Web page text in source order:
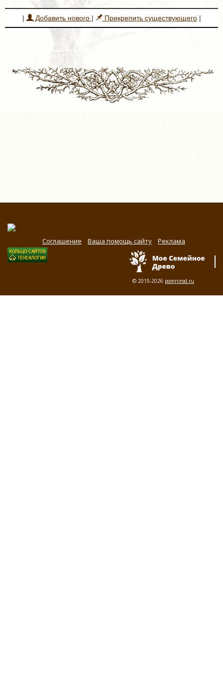
| Добавить нового | Прикрепить существующего|
Соглашение Ваша помощь сайту Реклама
© 2015-2026 pomnirod.ru